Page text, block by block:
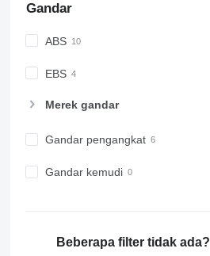
Gandar
ABS
EBS
Merek gandar
Gandar pengangkat
Gandar kemudi
Beberapa filter tidak ada?